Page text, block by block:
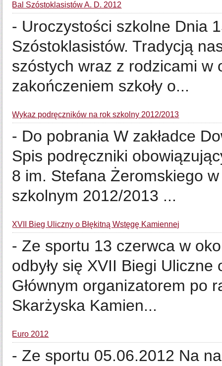
Bal Szóstoklasistów A. D. 2012
- Uroczystości szkolne Dnia
Szóstoklasistów. Tradycją
szóstych wraz z rodzicami w
zakończeniem szkoły o...
Wykaz podręczników na rok szkolny 2012/2013
- Do pobrania W zakładce
Spis podręczniki
8 im. Stefana Żeromskiego
szkolnym 2012/2013 ...
XVII Bieg Uliczny o Błękitną Wstęgę Kamiennej
- Ze sportu 13 czerwca w
odbyły się XVII Biegi
Głównym organizatorem po
Skarżyska Kamien...
Euro 2012
- Ze sportu 05.06.2012 Na